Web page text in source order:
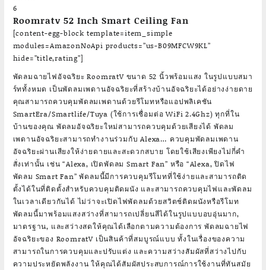
6
Roomratv 52 Inch Smart Ceiling Fan
[content-egg-block template=item_simple
modules=AmazonNoApi products=”us-B09MFCW9KL”
hide=”title,rating”]
พัดลมฉายไฟอัจฉริยะ RoomratV ขนาด 52 นิ้วพร้อมแสง ในรูปแบบสมา
ร์ททั้งหมด เป็นพัดลมเพดานอัจฉริยะที่สร้างบ้านอัจฉริยะได้อย่างง่ายดาย
คุณสามารถควบคุมพัดลมเพดานด้วยรีโมทหรือแอปพลิเคชัน
SmartEra/Smartlife/Tuya (ใช้การเชื่อมต่อ WiFi 2.4Ghz) ทุกที่ใน
บ้านของคุณ พัดลมอัจฉริยะใหม่สามารถควบคุมด้วยเสียงได้ พัดลม
เพดานอัจฉริยะสามารถทำงานร่วมกับ Alexa… ควบคุมพัดลมเพดาน
อัจฉริยะผ่านเสียงให้ง่ายดายและสะดวกสบาย โดยใช้เสียงเพียงไม่กี่คำ
สั่งเท่านั้น เช่น “Alexa, เปิดพัดลม Smart Fan” หรือ “Alexa, ปิดไฟ
พัดลม Smart Fan” พัดลมนี้มีการควบคุมรีโมทที่ใช้ง่ายและสามารถติด
ตั้งได้ในที่ติดตั้งสำหรับควบคุมติดผนัง และสามารถควบคุมไฟและพัดลม
ในเวลาเดียวกันได้ ไม่ว่าจะเปิดไฟพัดลมด้วยสวิตช์ติดผนังหรือรีโมท
พัดลมนี้มาพร้อมแสงสว่างที่สามารถเปลี่ยนสีได้ในรูปแบบอบอุ่นมาก,
มาตรฐาน, และสว่างสดให้คุณได้เลือกตามความต้องการ พัดลมฉายไฟ
อัจฉริยะของ RoomratV เป็นสินค้าที่สมบูรณ์แบบ ทั้งในเรื่องของความ
สามารถในการควบคุมและปรับแต่ง และความสว่างสัมผัสที่สว่างไปกับ
ความประหยัดพลังงาน ให้คุณได้สัมผัสประสบการณ์การใช้งานที่ทันสมัย